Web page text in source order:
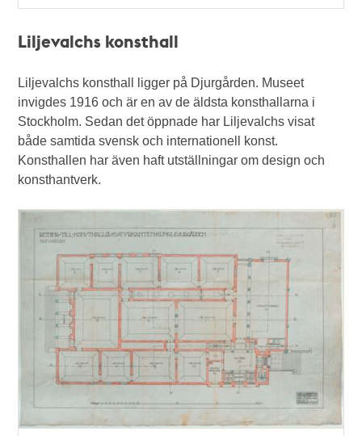
Typ
Liljevalchs konsthall
Liljevalchs konsthall ligger på Djurgården. Museet
invigdes 1916 och är en av de äldsta konsthallarna i
Stockholm. Sedan det öppnade har Liljevalchs visat
både samtida svensk och internationell konst.
Konsthallen har även haft utställningar om design och
konsthantverk.